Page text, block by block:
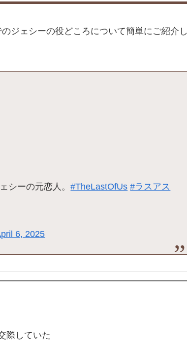
のジェシーの役どころについて簡単にご紹介し
シーの元恋人。#TheLastOfUs #ラスアス
6, 2025
際していた